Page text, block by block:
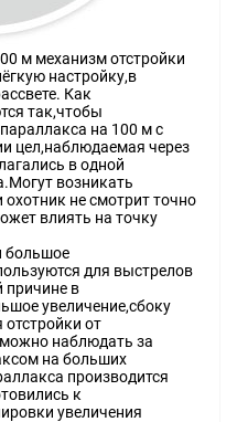
м механизм отстройки
настройку,в
Как
так,чтобы
на 100 м с
цел,наблюдаемая через
в одной
возникать
охотник не смотрит точно
влиять на точку
большое
для выстрелов
причине в
увеличение,сбоку
от
наблюдать за
на больших
производится
к
увеличения